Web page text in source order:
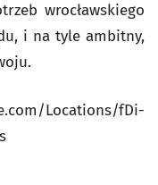
wrocławskiego
i na tyle ambitny,
Locations/fDi-